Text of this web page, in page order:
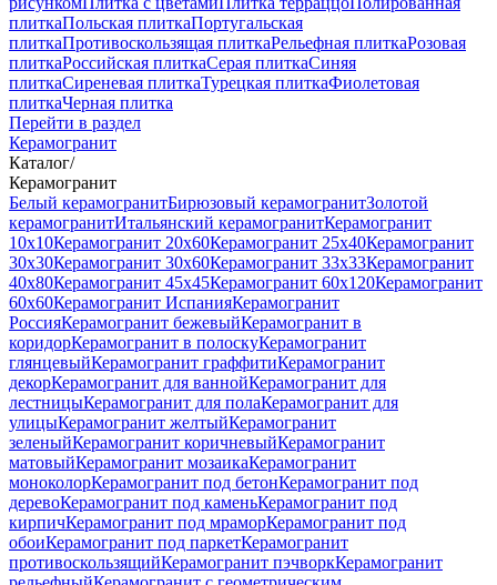
плиткаПольская плиткаПортугальская
плиткаПротивоскользящая плиткаРельефная плиткаРозовая
плиткаРоссийская плиткаСерая плиткаСиняя
плиткаСиреневая плиткаТурецкая плиткаФиолетовая
плиткаЧерная плитка
Перейти в раздел
Керамогранит
Каталог/
Керамогранит
Белый керамогранитБирюзовый керамогранитЗолотой
керамогранитИтальянский керамогранитКерамогранит
10x10Керамогранит 20x60Керамогранит 25x40Керамогранит
30x30Керамогранит 30x60Керамогранит 33x33Керамогранит
40x80Керамогранит 45x45Керамогранит 60x120Керамогранит
60x60Керамогранит ИспанияКерамогранит
РоссияКерамогранит бежевыйКерамогранит в
коридорКерамогранит в полоскуКерамогранит
глянцевыйКерамогранит граффитиКерамогранит
декорКерамогранит для ваннойКерамогранит для
лестницыКерамогранит для полаКерамогранит для
улицыКерамогранит желтыйКерамогранит
зеленыйКерамогранит коричневыйКерамогранит
матовыйКерамогранит мозаикаКерамогранит
моноколорКерамогранит под бетонКерамогранит под
деревоКерамогранит под каменьКерамогранит под
кирпичКерамогранит под мраморКерамогранит под
обоиКерамогранит под паркетКерамогранит
противоскользящийКерамогранит пэчворкКерамогранит